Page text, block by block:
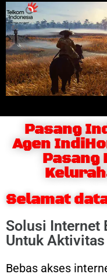
Pasang
Agen
Pasang
Selamat
Solusi Internet
Untuk Aktivitas
Bebas akses